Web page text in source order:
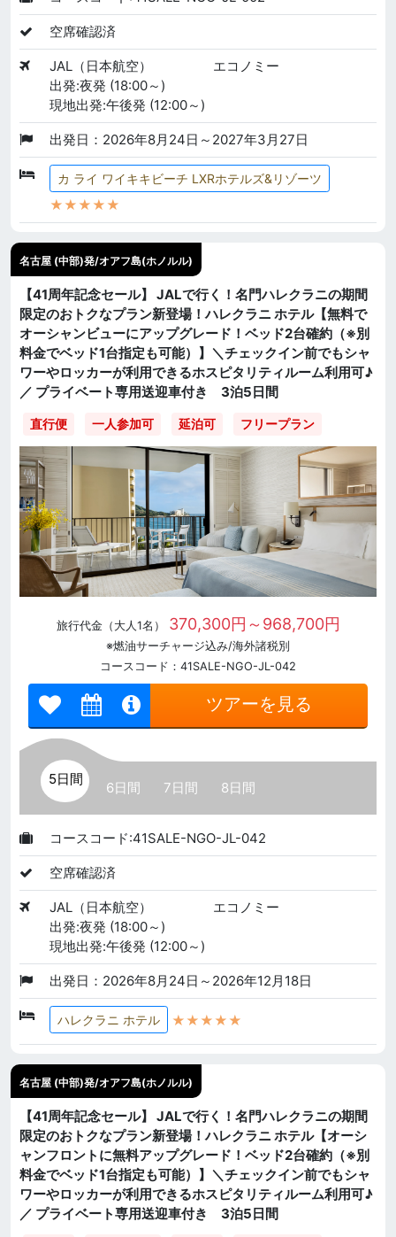
空席確認済
JAL（日本航空）
エコノミー
出発:夜発 (18:00～)
現地出発:午後発 (12:00～)
出発日：2026年8月24日～2027年3月27日
カ ライ ワイキキビーチ LXRホテルズ&リゾーツ
★★★★★
名古屋 (中部)発/オアフ島(ホノルル)
【41周年記念セール】 JALで行く！名門ハレクラニの期間
限定のおトクなプラン新登場！ハレクラニ ホテル【無料で
オーシャンビューにアップグレード！ベッド2台確約（※別
料金でベッド1台指定も可能）】＼チェックイン前でもシャ
ワーやロッカーが利用できるホスピタリティルーム利用可♪
／ プライベート専用送迎車付き 3泊5日間
直行便 一人参加可 延泊可 フリープラン
旅行代金（大人1名） 370,300円～968,700円
※燃油サーチャージ込み/海外諸税別
コースコード：41SALE-NGO-JL-042
ツアーを見る
5日間
6日間 7日間 8日間
コースコード:41SALE-NGO-JL-042
空席確認済
JAL（日本航空）
エコノミー
出発:夜発 (18:00～)
現地出発:午後発 (12:00～)
出発日：2026年8月24日～2026年12月18日
ハレクラニ ホテル ★★★★★
名古屋 (中部)発/オアフ島(ホノルル)
【41周年記念セール】 JALで行く！名門ハレクラニの期間
限定のおトクなプラン新登場！ハレクラニ ホテル【オーシ
ャンフロントに無料アップグレード！ベッド2台確約（※別
料金でベッド1台指定も可能）】＼チェックイン前でもシャ
ワーやロッカーが利用できるホスピタリティルーム利用可♪
／ プライベート専用送迎車付き 3泊5日間